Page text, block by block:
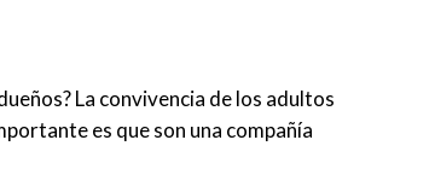
La convivencia de los adultos
es que son una compañía